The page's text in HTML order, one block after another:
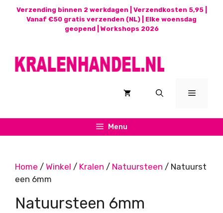
Verzending binnen 2 werkdagen | Verzendkosten 5,95 |
Vanaf €50 gratis verzenden (NL) | Elke woensdag
geopend | Workshops 2026
Menu
Menu
Home / Winkel / Kralen / Natuursteen / Natuurst
een 6mm
Natuursteen 6mm